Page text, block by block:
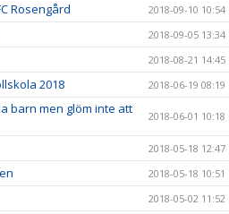
Rosengård 2018-09-10 10:54
2018-09-05 13:34
2018-08-21 14:45
2018 2018-06-19 08:19
barn men glöm inte att
2018-06-01 10:18
2018-05-18 12:47
2018-05-18 10:51
2018-05-02 11:52